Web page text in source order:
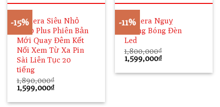
-15%
Camera Siêu Nhỏ
S400 Plus Phiên Bản
Mới Quay Đêm Kết
Nối Xem Từ Xa Pin
Sài Liên Tục 20
tiếng
1,890,000₫
Giá
gốc
là:
1,599,000₫Giá
tại
-11%
Camera Nguỵ
Trang Bóng Đèn
Led
1,800,000₫
Giá
gốc
là:
1,599,000₫Giá
tại